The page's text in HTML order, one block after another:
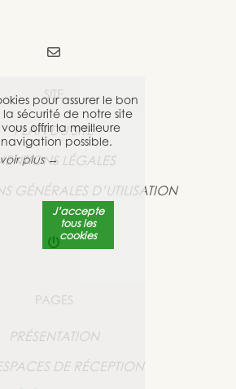
pour assurer le bon
sécurité de notre site
offrir la meilleure
possible.
plus →
J’accepte
tous les
cookies
SITE
PLAN DU SITE
LÉGALES
GÉNÉRALES D’UTILISATION
PAGES
PRÉSENTATION
DE RÉCEPTION